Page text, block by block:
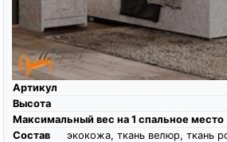
Артикул
Высота
Максимальный вес на 1 спальное место
Состав
экокожа, ткань велюр, ткань